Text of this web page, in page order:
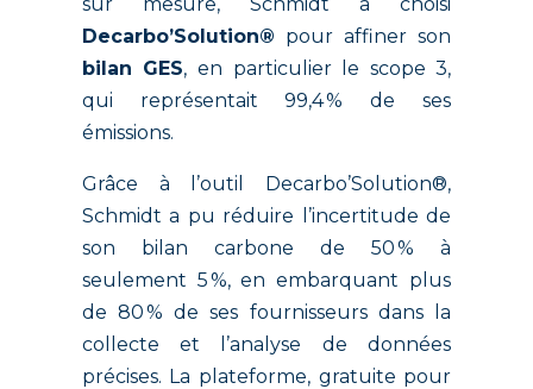
Decarbo’Solution® pour affiner son
bilan GES, en particulier le scope 3,
qui représentait 99,4 % de ses
émissions.
Grâce à l’outil Decarbo’Solution®,
Schmidt a pu réduire l’incertitude de
son bilan carbone de 50 % à
seulement 5 %, en embarquant plus
de 80 % de ses fournisseurs dans la
collecte et l’analyse de données
précises. La plateforme, gratuite pour